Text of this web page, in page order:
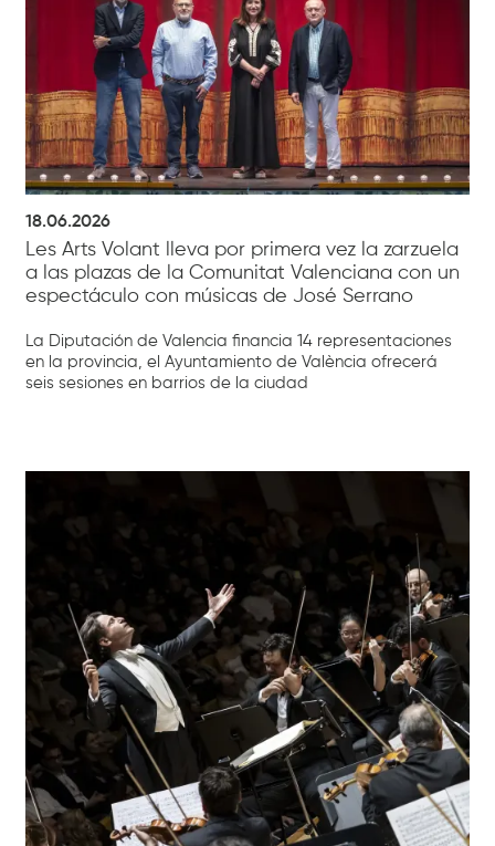
18.06.2026
Les Arts Volant lleva por primera vez la zarzuela
a las plazas de la Comunitat Valenciana con un
espectáculo con músicas de José Serrano
La Diputación de Valencia financia 14 representaciones
en la provincia, el Ayuntamiento de València ofrecerá
seis sesiones en barrios de la ciudad